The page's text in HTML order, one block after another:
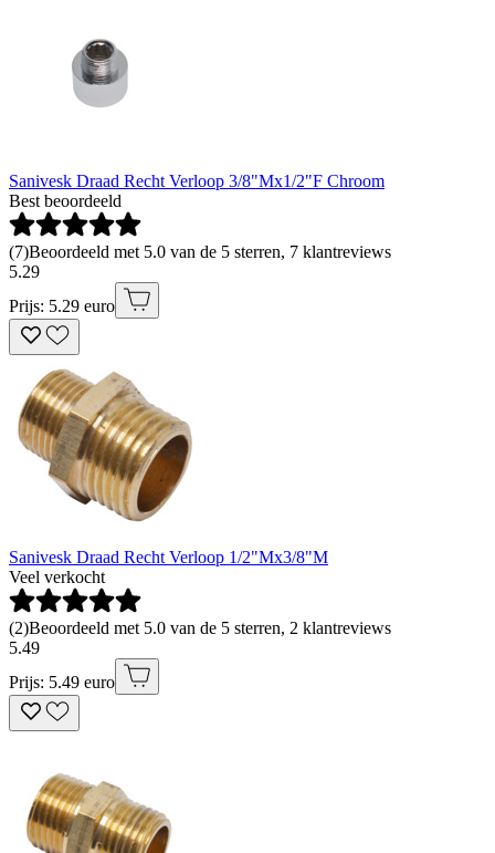
Sanivesk Draad Recht Verloop 3/8"Mx1/2"F Chroom
Best beoordeeld
(7)Beoordeeld met 5.0 van de 5 sterren, 7 klantreviews
5.29
Prijs: 5.29 euro
Sanivesk Draad Recht Verloop 1/2"Mx3/8"M
Veel verkocht
(2)Beoordeeld met 5.0 van de 5 sterren, 2 klantreviews
5.49
Prijs: 5.49 euro